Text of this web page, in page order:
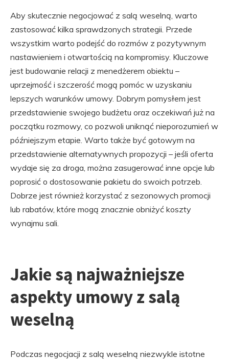
Aby skutecznie negocjować z salą weselną, warto
zastosować kilka sprawdzonych strategii. Przede
wszystkim warto podejść do rozmów z pozytywnym
nastawieniem i otwartością na kompromisy. Kluczowe
jest budowanie relacji z menedżerem obiektu –
uprzejmość i szczerość mogą pomóc w uzyskaniu
lepszych warunków umowy. Dobrym pomysłem jest
przedstawienie swojego budżetu oraz oczekiwań już na
początku rozmowy, co pozwoli uniknąć nieporozumień w
późniejszym etapie. Warto także być gotowym na
przedstawienie alternatywnych propozycji – jeśli oferta
wydaje się za droga, można zasugerować inne opcje lub
poprosić o dostosowanie pakietu do swoich potrzeb.
Dobrze jest również korzystać z sezonowych promocji
lub rabatów, które mogą znacznie obniżyć koszty
wynajmu sali.
Jakie są najważniejsze
aspekty umowy z salą
weselną
Podczas negocjacji z salą weselną niezwykle istotne